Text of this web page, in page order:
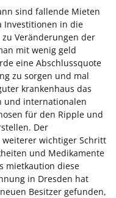
sind fallende Mieten
Investitionen in die
Veränderungen der
mit wenig geld
eine Abschlussquote
zu sorgen und mal
krankenhaus das
und internationalen
für den Ripple und
Der
wichtiger Schritt
und Medikamente
mietkaution diese
in Dresden hat
Besitzer gefunden,